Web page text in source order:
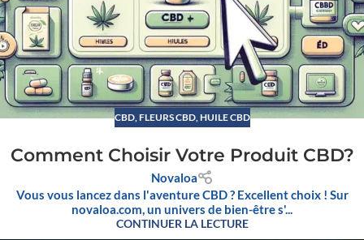
CBD, FLEURS CBD, HUILE CBD
Comment Choisir Votre Produit CBD?
Novaloa
Vous vous lancez dans l'aventure CBD ? Excellent choix ! Sur
novaloa.com, un univers de bien-être s'...
CONTINUER LA LECTURE